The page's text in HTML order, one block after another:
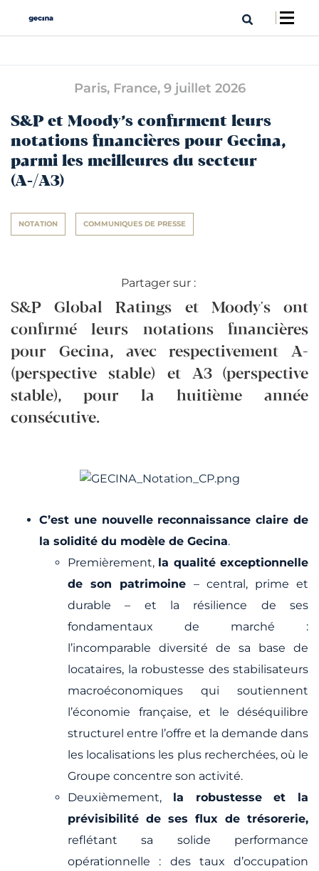
Paris, France, 9 juillet 2026
S&P et Moody’s confirment leurs
notations financières pour Gecina,
parmi les meilleures du secteur
(A-/A3)
NOTATION COMMUNIQUES DE PRESSE
Partager sur :
S&P Global Ratings et Moody's ont
confirmé leurs notations financières
pour Gecina, avec respectivement A-
(perspective stable) et A3 (perspective
stable), pour la huitième année
consécutive.
C’est une nouvelle reconnaissance claire de
la solidité du modèle de Gecina.
Premièrement, la qualité exceptionnelle
de son patrimoine – central, prime et
durable – et la résilience de ses
fondamentaux de marché :
l’incomparable diversité de sa base de
locataires, la robustesse des stabilisateurs
macroéconomiques qui soutiennent
l’économie française, et le déséquilibre
structurel entre l’offre et la demande dans
les localisations les plus recherchées, où le
Groupe concentre son activité.
Deuxièmement, la robustesse et la
prévisibilité de ses flux de trésorerie,
reflétant sa solide performance
opérationnelle : des taux d’occupation